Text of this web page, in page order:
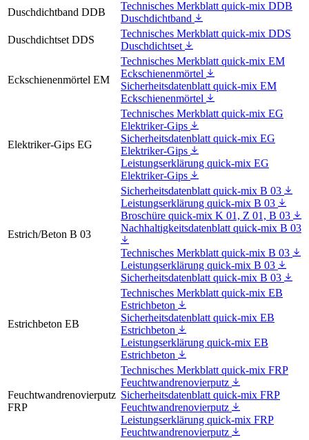
Duschdichtband DDB
Technisches Merkblatt quick-mix DDB
Duschdichtband
Duschdichtset DDS
Technisches Merkblatt quick-mix DDS
Duschdichtset
Eckschienenmörtel EM
Technisches Merkblatt quick-mix EM
Eckschienenmörtel
Sicherheitsdatenblatt quick-mix EM
Eckschienenmörtel
Elektriker-Gips EG
Technisches Merkblatt quick-mix EG
Elektriker-Gips
Sicherheitsdatenblatt quick-mix EG
Elektriker-Gips
Leistungserklärung quick-mix EG
Elektriker-Gips
Estrich/Beton B 03
Sicherheitsdatenblatt quick-mix B 03
Leistungserklärung quick-mix B 03
Broschüre quick-mix K 01, Z 01, B 03
Nachhaltigkeitsdatenblatt quick-mix B 03
Technisches Merkblatt quick-mix B 03
Leistungserklärung quick-mix B 03
Sicherheitsdatenblatt quick-mix B 03
Estrichbeton EB
Technisches Merkblatt quick-mix EB
Estrichbeton
Sicherheitsdatenblatt quick-mix EB
Estrichbeton
Leistungserklärung quick-mix EB
Estrichbeton
Feuchtwandrenovierputz
FRP
Technisches Merkblatt quick-mix FRP
Feuchtwandrenovierputz
Sicherheitsdatenblatt quick-mix FRP
Feuchtwandrenovierputz
Leistungserklärung quick-mix FRP
Feuchtwandrenovierputz